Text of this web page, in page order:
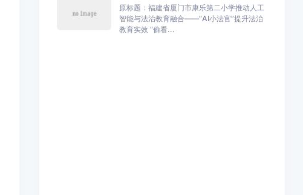
原标题：福建省厦门市康乐第二小学推动人工
智能与法治教育融合——“AI小法官”提升法治
教育实效 “偷看...